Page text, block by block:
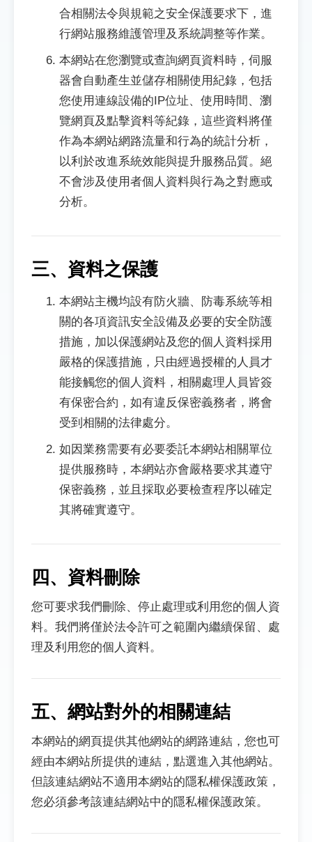
合相關法令與規範之安全保護要求下，進
行網站服務維護管理及系統調整等作業。
本網站在您瀏覽或查詢網頁資料時，伺服
器會自動產生並儲存相關使用紀錄，包括
您使用連線設備的IP位址、使用時間、瀏
覽網頁及點擊資料等紀錄，這些資料將僅
作為本網站網路流量和行為的統計分析，
以利於改進系統效能與提升服務品質。絕
不會涉及使用者個人資料與行為之對應或
分析。
三、資料之保護
本網站主機均設有防火牆、防毒系統等相
關的各項資訊安全設備及必要的安全防護
措施，加以保護網站及您的個人資料採用
嚴格的保護措施，只由經過授權的人員才
能接觸您的個人資料，相關處理人員皆簽
有保密合約，如有違反保密義務者，將會
受到相關的法律處分。
如因業務需要有必要委託本網站相關單位
提供服務時，本網站亦會嚴格要求其遵守
保密義務，並且採取必要檢查程序以確定
其將確實遵守。
四、資料刪除
您可要求我們刪除、停止處理或利用您的個人資
料。我們將僅於法令許可之範圍內繼續保留、處
理及利用您的個人資料。
五、網站對外的相關連結
本網站的網頁提供其他網站的網路連結，您也可
經由本網站所提供的連結，點選進入其他網站。
但該連結網站不適用本網站的隱私權保護政策，
您必須參考該連結網站中的隱私權保護政策。